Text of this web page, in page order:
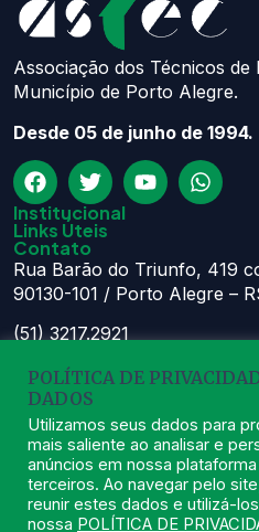
Associação dos Técnicos
Município de Porto Alegre.
Desde 05 de junho de 1994.
Institucional
Links Úteis
Contato
Rua Barão do Triunfo, 419
90130-101 / Porto Alegre –
(51) 3217.2921
Atendimento:
Seg à Sex das 8h – 11:30h e
astec@astecpmpa.com.br
POLÍTICA DE
DADOS
Utilizamos seus dados para
mais saliente ao analisar e
anúncios em nossa
terceiros. Ao navegar pelo
reunir estes dados e utilizá-
nossa POLÍTICA DE